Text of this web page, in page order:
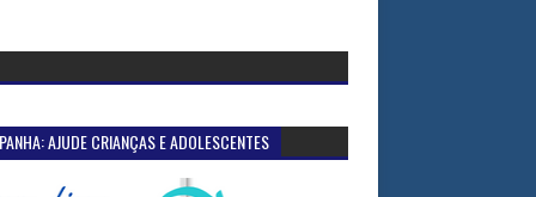
AJUDE CRIANÇAS E ADOLESCENTES